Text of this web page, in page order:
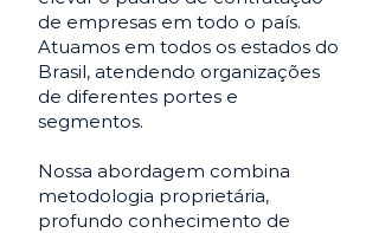
de empresas em todo o país.
Atuamos em todos os estados do
Brasil, atendendo organizações
de diferentes portes e
segmentos.
Nossa abordagem combina
metodologia proprietária,
profundo conhecimento de